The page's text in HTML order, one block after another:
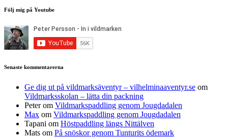
Följ mig på Youtube
Senaste kommentarerna
Ge dig ut på vildmarksäventyr – vilhelminaaventyr.se om
Vildmarksskolan – lätta din packning
Peterom Vildmarkspaddling genom Jougdadalen
Max om Vildmarkspaddling genom Jougdadalen
Tapani om Höstpaddling längs Nittälven
Mats om På snöskor genom Tunturits ödemark